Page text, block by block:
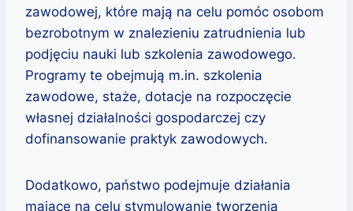
zawodowej, które mają na celu pomóc osobom
bezrobotnym w znalezieniu zatrudnienia lub
podjęciu nauki lub szkolenia zawodowego.
Programy te obejmują m.in. szkolenia
zawodowe, staże, dotacje na rozpoczęcie
własnej działalności gospodarczej czy
dofinansowanie praktyk zawodowych.
Dodatkowo, państwo podejmuje działania
mające na celu stymulowanie tworzenia